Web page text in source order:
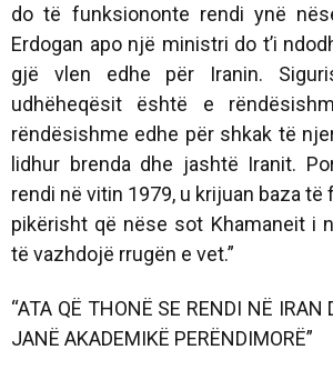
do të funksiononte rendi ynë
Erdogan apo një ministri do t’i
gjë vlen edhe për Iranin.
udhëheqësit është e
rëndësishme edhe për shkak të
lidhur brenda dhe jashtë Iranit.
rendi në vitin 1979, u krijuan baza
pikërisht që nëse sot Khamaneit i
të vazhdojë rrugën e vet.”
“ATA QË THONË SE RENDI NË IRAN
JANË AKADEMIKË PERËNDIMORË”